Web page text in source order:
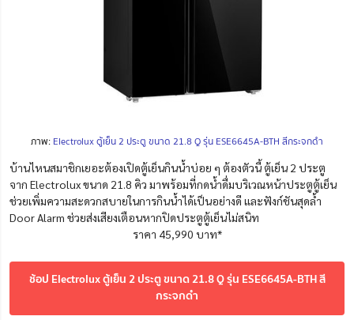
ภาพ: Electrolux ตู้เย็น 2 ประตู ขนาด 21.8 Q รุ่น ESE6645A-BTH สีกระจกดำ
บ้านไหนสมาชิกเยอะต้องเปิดตู้เย็นกินน้ำบ่อย ๆ ต้องตัวนี้ ตู้เย็น 2 ประตู
จาก Electrolux ขนาด 21.8 คิว มาพร้อมที่กดน้ำดื่มบริเวณหน้าประตูตู้เย็น
ช่วยเพิ่มความสะดวกสบายในการกินน้ำได้เป็นอย่างดี และฟังก์ชันสุดล้ำ
Door Alarm ช่วยส่งเสียงเตือนหากปิดประตูตู้เย็นไม่สนิท
ราคา 45,990 บาท*
ช้อป Electrolux ตู้เย็น 2 ประตู ขนาด 21.8 Q รุ่น ESE6645A-BTH สี
กระจกดำ